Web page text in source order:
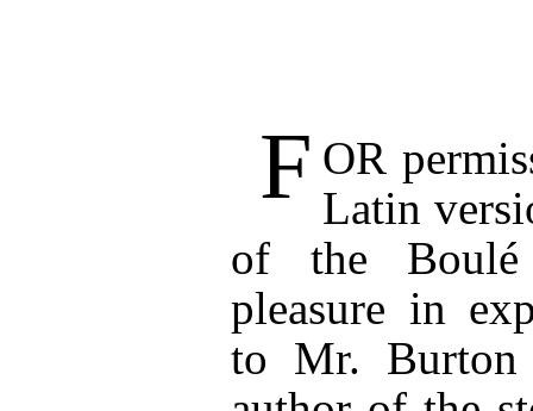
F OR
Latin
of the
pleasure in
to Mr. Burton